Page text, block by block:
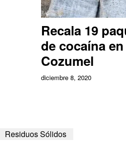
Recala 19
de cocaína en
Cozumel
diciembre 8, 2020
Residuos Sólidos